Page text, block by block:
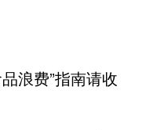
浪费”指南请收